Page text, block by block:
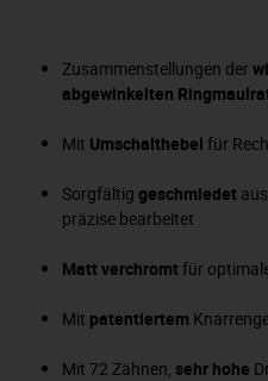
Zusammenstellungen der
abgewinkelten
Mit Umschalthebel für
Sorgfältig geschmiedet
präzise bearbeitet
Matt verchromtfür
Mit patentiertem
Mit 72 Zähnen, sehr hohe